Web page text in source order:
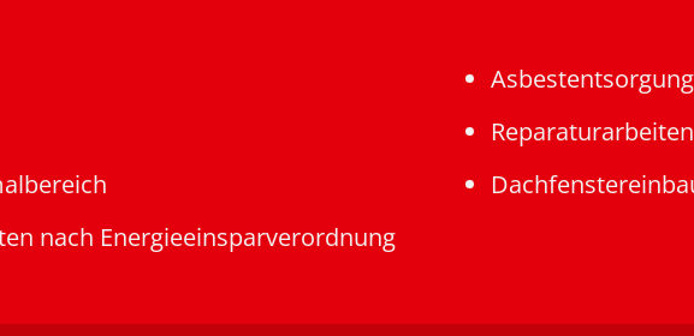
nach Energieeinsparverordnung
Asbestentsorgung
Reparaturarbeiten